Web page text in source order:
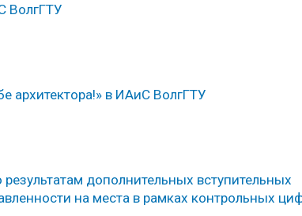
ВолгГТУ
архитектора!» в ИАиС ВолгГТУ
дополнительных вступительных
на места в рамках контрольных